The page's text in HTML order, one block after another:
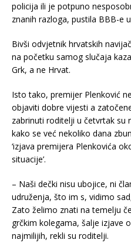
policija ili je potpuno
znanih razloga, pustila BBB-e
Bivši odvjetnik hrvatskih
na početku samog slučaja
Grk, a ne Hrvat.
Isto tako, premijer Plenković
objaviti dobre vijesti a
zabrinuti roditelji u četvrtak su
kako se već nekoliko dana
‘izjava premijera Plenkovića
situacije’.
– Naši dečki nisu ubojice, ni
udruženja, što im s, vidimo
Zato želimo znati na temelju
grčkim kolegama, šalje izjave
najmilijih, rekli su roditelji.